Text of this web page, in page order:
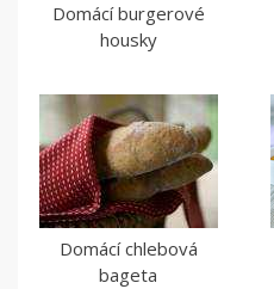
Domácí burgerové
housky
Domácí chlebová
bageta